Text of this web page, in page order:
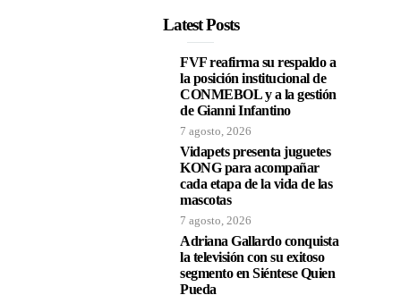
Latest Posts
FVF reafirma su respaldo a
la posición institucional de
CONMEBOL y a la gestión
de Gianni Infantino
7 agosto, 2026
Vidapets presenta juguetes
KONG para acompañar
cada etapa de la vida de las
mascotas
7 agosto, 2026
Adriana Gallardo conquista
la televisión con su exitoso
segmento en Siéntese Quien
Pueda